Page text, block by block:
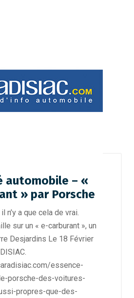
automobile – «
» par Porsche
n’y a que cela de vrai.
sur un « e-carburant », un
Desjardins Le 18 Février
essence-
porsche-des-voitures-
propres-que-des-